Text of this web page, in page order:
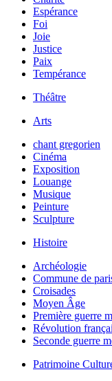
Espérance
Foi
Joie
Justice
Paix
Tempérance
Théâtre
Arts
chant gregorien
Cinéma
Exposition
Louange
Musique
Peinture
Sculpture
Histoire
Archéologie
Commune de
Croisades
Moyen Âge
Première guerre
Révolution
Seconde guerre
Patrimoine